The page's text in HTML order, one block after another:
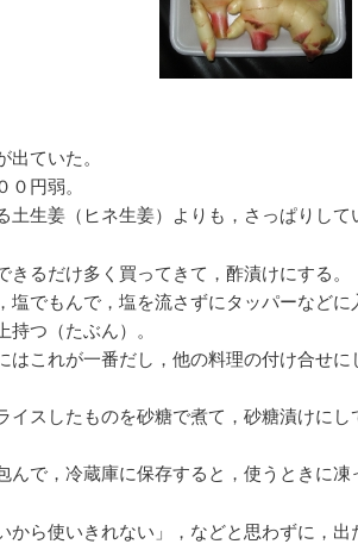
ていた。
円弱。
土生姜（ヒネ生姜）よりも，さっぱりして
きるだけ多く買ってきて，酢漬けにする。
塩でもんで，塩を流さずにタッパーなど
つ（たぶん）。
はこれが一番だし，他の料理の付け合せに
イスしたものを砂糖で煮て，砂糖漬けにし
んで，冷蔵庫に保存すると，使うときに凍
から使いきれない」，などと思わずに，